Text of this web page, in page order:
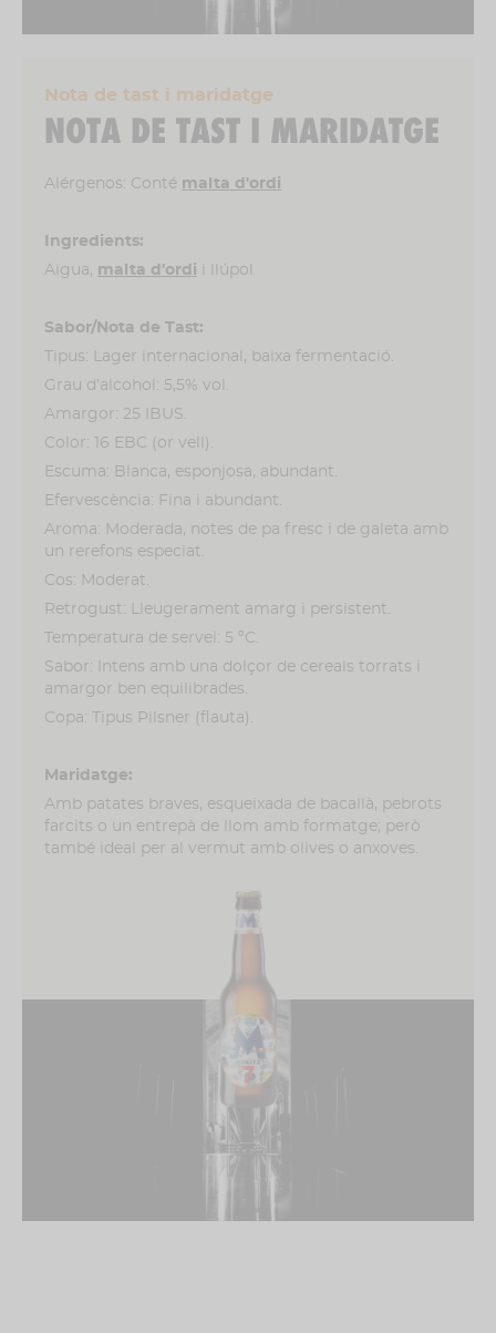
Nota de tast i maridatge
NOTA DE TAST I MARIDATGE
Alérgenos: Conté malta d'ordi
Ingredients:
Aigua, malta d'ordi i llúpol
Sabor/Nota de Tast:
Tipus: Lager internacional, baixa fermentació.
Grau d’alcohol: 5,5% vol.
Amargor: 25 IBUS.
Color: 16 EBC (or vell).
Escuma: Blanca, esponjosa, abundant.
Efervescència: Fina i abundant.
Aroma: Moderada, notes de pa fresc i de galeta amb
un rerefons especiat.
Cos: Moderat.
Retrogust: Lleugerament amarg i persistent.
Temperatura de servei: 5 ºC.
Sabor: Intens amb una dolçor de cereals torrats i
amargor ben equilibrades.
Copa: Tipus Pilsner (flauta).
Maridatge:
Amb patates braves, esqueixada de bacallà, pebrots
farcits o un entrepà de llom amb formatge; però
també ideal per al vermut amb olives o anxoves.